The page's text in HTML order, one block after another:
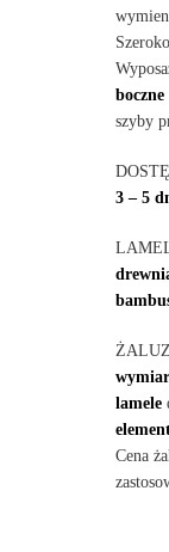
boczne
szyby
3 – 5
lamele
Cena